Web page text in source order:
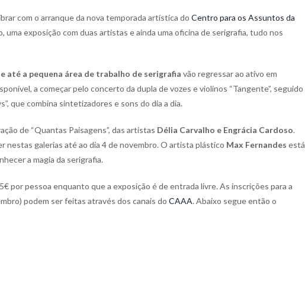
com o arranque da nova temporada artística do Centro para os Assuntos da
uma exposição com duas artistas e ainda uma oficina de serigrafia, tudo nos
até a pequena área de trabalho de serigrafia vão regressar ao ativo em
a começar pelo concerto da dupla de vozes e violinos “Tangente”, seguido
que combina sintetizadores e sons do dia a dia.
de “Quantas Paisagens”, das artistas Délia Carvalho e Engrácia Cardoso.
nestas galerias até ao dia 4 de novembro. O artista plástico Max Fernandes está
a magia da serigrafia.
por pessoa enquanto que a exposição é de entrada livre. As inscrições para a
podem ser feitas através dos canais do CAAA. Abaixo segue então o